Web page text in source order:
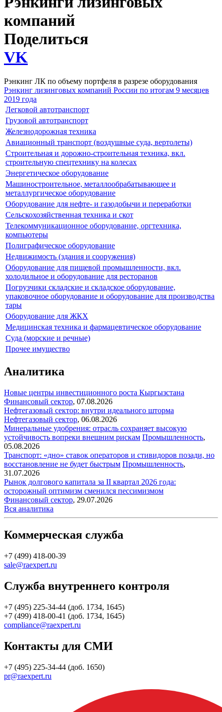
компаний
Поделиться
VK
Рэнкинг ЛК по объему портфеля в разрезе оборудования
Рэнкинг лизинговых компаний России по итогам 9 месяцев
2019 года
Легковой автотранспорт
Грузовой автотранспорт
Железнодорожная техника
Авиационный транспорт (воздушные суда, вертолеты)
Строительная и дорожно-строительная техника, вкл.
строительную спецтехнику на колесах
Энергетическое оборудование
Машиностроительное, металлообрабатывающее и
металлургическое оборудование
Оборудование для нефте- и газодобычи и переработки
Сельскохозяйственная техника и скот
Телекоммуникационное оборудование, оргтехника,
компьютеры
Полиграфическое оборудование
Недвижимость (здания и сооружения)
Оборудование для пищевой промышленности, вкл.
холодильное и оборудование для ресторанов
Погрузчики складские и складское оборудование,
упаковочное оборудование и оборудование для производства
тары
Оборудование для ЖКХ
Медицинская техника и фармацевтическое оборудование
Суда (морские и речные)
Прочее имущество
Аналитика
Новые центры инвестиционного роста Кыргызстана
Финансовый сектор, 07.08.2026
Нефтегазовый сектор: внутри идеального шторма
Нефтегазовый сектор, 06.08.2026
Минеральные удобрения: отрасль сохраняет высокую
устойчивость вопреки внешним рискам Промышленность,
05.08.2026
Транспорт: «дно» ставок операторов и стивидоров позади, но
восстановление не будет быстрым Промышленность,
31.07.2026
Рынок долгового капитала за II квартал 2026 года:
осторожный оптимизм сменился пессимизмом
Финансовый сектор, 29.07.2026
Вся аналитика
Коммерческая служба
+7 (499) 418-00-39
sale@raexpert.ru
Служба внутреннего контроля
+7 (495) 225-34-44 (доб. 1734, 1645)
+7 (499) 418-00-41 (доб. 1734, 1645)
compliance@raexpert.ru
Контакты для СМИ
+7 (495) 225-34-44 (доб. 1650)
pr@raexpert.ru